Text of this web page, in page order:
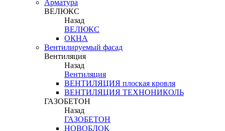
Арматура
ВЕЛЮКС
Назад
ВЕЛЮКС
ОКНА
Вентилируемый фасад
Вентиляция
Назад
Вентиляция
ВЕНТИЛЯЦИЯ плоская кровля
ВЕНТИЛЯЦИЯ ТЕХНОНИКОЛЬ
ГАЗОБЕТОН
Назад
ГАЗОБЕТОН
НОВОБЛОК